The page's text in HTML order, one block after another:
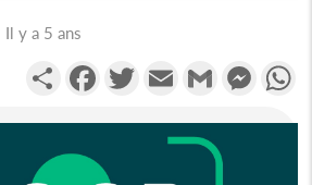
Il y a 5 ans
PartagerFacebookTwitterEmail Gmail